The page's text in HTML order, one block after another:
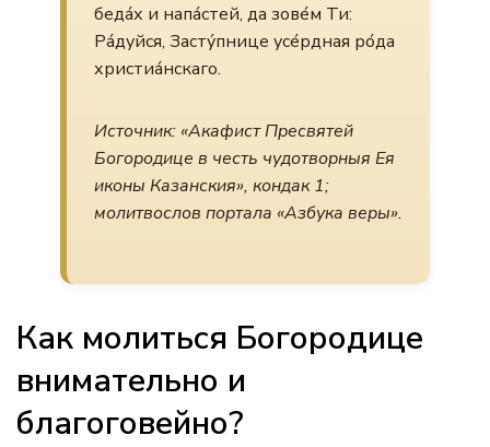
беда́х и напа́стей, да зове́м Ти:
Ра́дуйся, Засту́пнице усе́рдная ро́да
христиа́нскаго.
Источник: «Акафист Пресвятей
Богородице в честь чудотворныя Ея
иконы Казанския», кондак 1;
молитвослов портала «Азбука веры».
Как молиться Богородице
внимательно и
благоговейно?